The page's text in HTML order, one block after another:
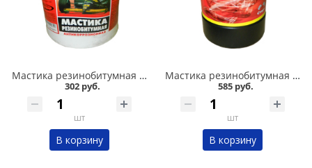
Мастика резинобитумная СТАРТ 1л в Омске
302 руб.
шт
В корзину
Мастика резинобитумная СТАРТ 1,8л в Омске
585 руб.
шт
В корзину